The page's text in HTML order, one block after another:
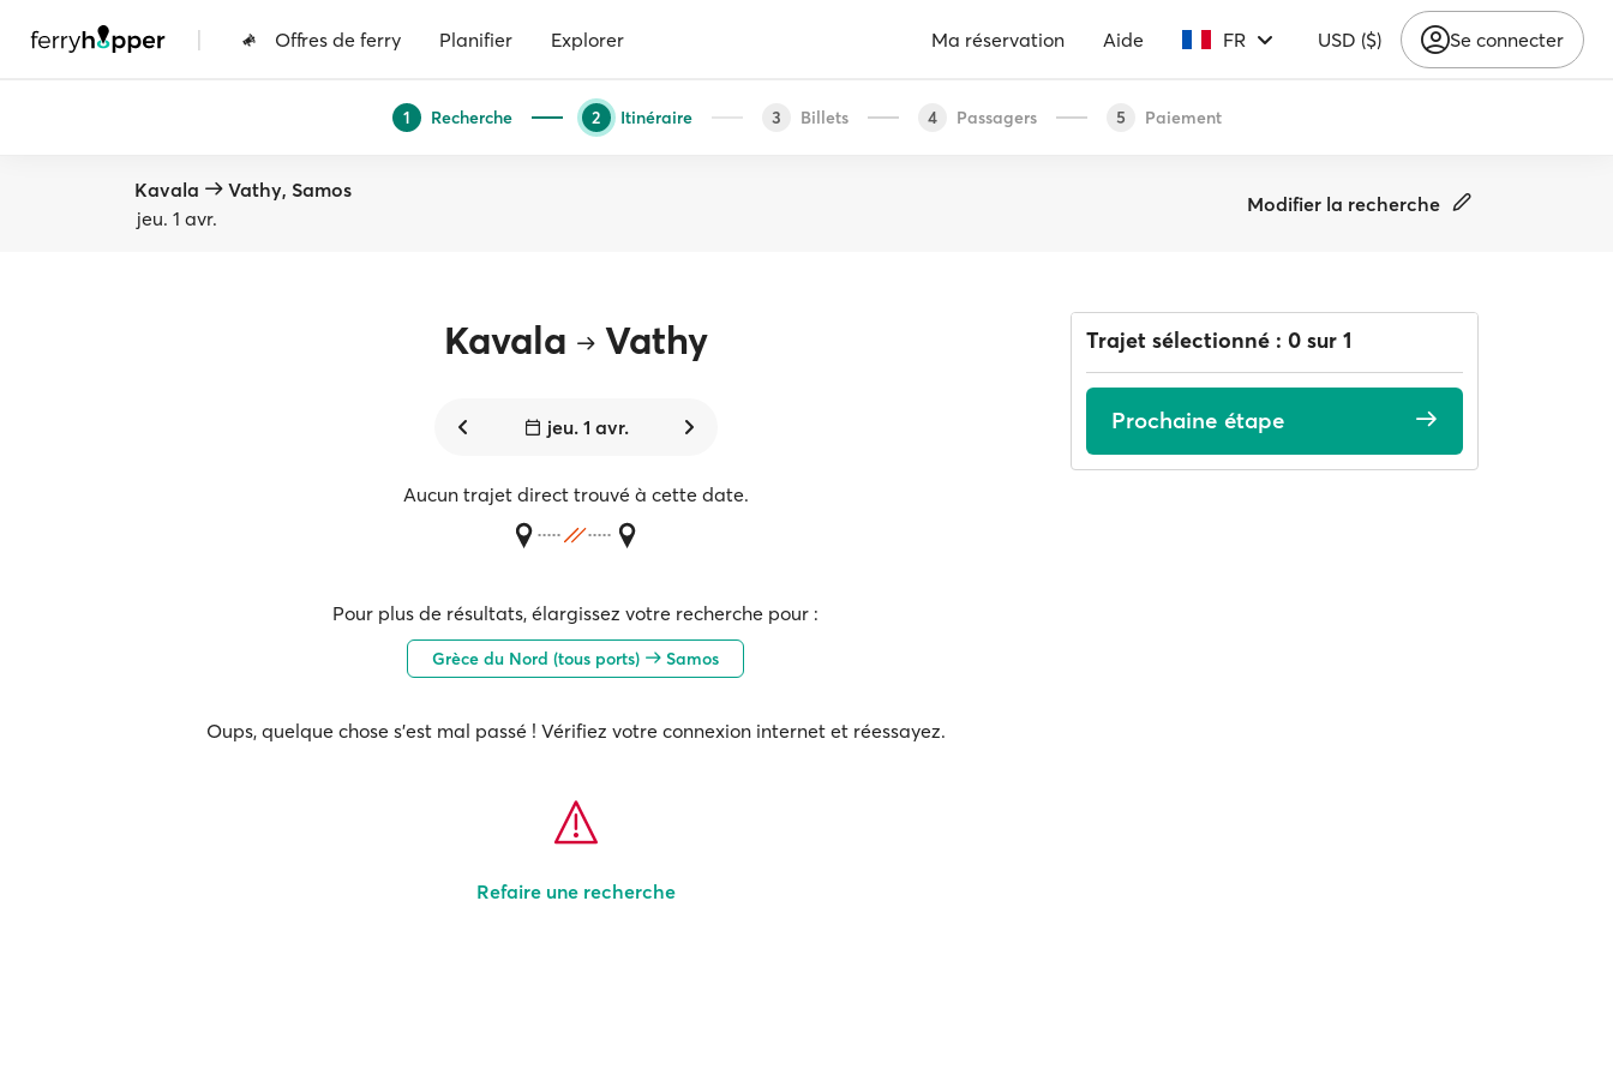
| Offres de ferry Planifier Explorer Ma réservation Aide FR USD ($) Se connecter
1 Recherche 2 Itinéraire 3 Billets 4 Passagers 5 Paiement
Kavala
Vathy, Samos
jeu. 1 avr.
Modifier la recherche
Kavala Vathy
jeu. 1 avr.
Aucun trajet direct trouvé à cette date.
Pour plus de résultats, élargissez votre recherche pour :
Grèce du Nord (tous ports) Samos
Oups, quelque chose s'est mal passé ! Vérifiez votre connexion internet et réessayez.
Refaire une recherche
Trajet sélectionné : 0 sur 1
Prochaine étape